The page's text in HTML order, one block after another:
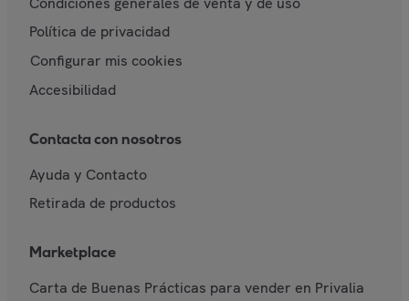
Política de privacidad
Configurar mis cookies
Accesibilidad
Contacta con nosotros
Ayuda y Contacto
Retirada de productos
Marketplace
Carta de Buenas Prácticas para vender en Privalia